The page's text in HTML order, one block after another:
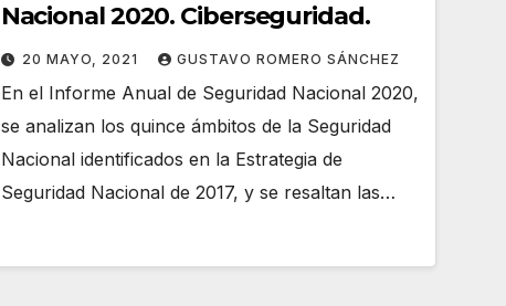
Nacional 2020. Ciberseguridad.
20 MAYO, 2021 GUSTAVO ROMERO SÁNCHEZ
En el Informe Anual de Seguridad Nacional 2020,
se analizan los quince ámbitos de la Seguridad
Nacional identificados en la Estrategia de
Seguridad Nacional de 2017, y se resaltan las…